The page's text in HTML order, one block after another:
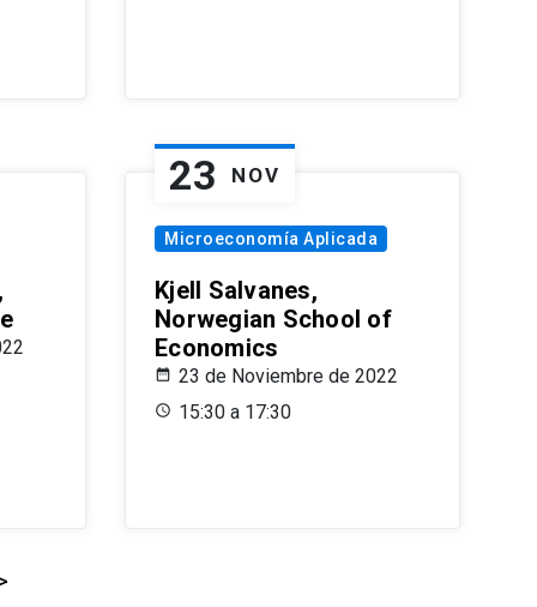
23 NOV
Microeconomía Aplicada
Kjell Salvanes,
Norwegian School of
Economics
23 de Noviembre de 2022
15:30 a 17:30